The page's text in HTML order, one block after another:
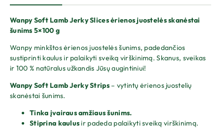
Wanpy Soft Lamb Jerky Slices ėrienos juostelės skanėstai
šunims 5×100 g
Wanpy minkštos ėrienos juostelės šunims, padedančios
sustiprinti kaulus ir palaikyti sveiką virškinimą. Skanus, sveikas
ir 100 % natūralus užkandis Jūsų augintiniui!
Wanpy Soft Lamb Jerky Strips– vytintų ėrienos juostelių
skanėstai šunims.
Tinka įvairaus amžiaus šunims.
Stiprina kaulusir padeda palaikyti sveiką virškinimą.